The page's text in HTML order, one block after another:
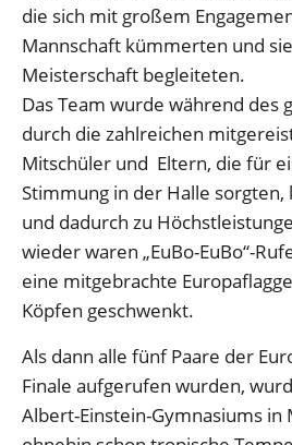
die sich mit großem
Mannschaft kümmerten und
Meisterschaft begleiteten.
Das Team wurde während des
durch die zahlreichen
Mitschüler und Eltern, die für
Stimmung in der Halle
und dadurch zu
wieder waren „EuBo-EuBo“-
eine mitgebrachte
Köpfen geschwenkt.
Als dann alle fünf Paare der
Finale aufgerufen wurden,
Albert-Einstein-Gymnasiums in